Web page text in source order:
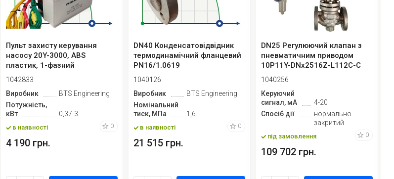
Пульт захисту керування
насосу 20Y-3000, ABS
пластик, 1-фазний
220В-240В, 0,3...
1042833
Виробник
BTS Engineering
Потужність,
кВт
0,37-3
в наявності 0
4 190 грн.
DN40 Конденсатовідвідник
термодинамічний фланцевий
PN16/1.0619
1040126
Виробник
BTS Engineering
Номінальний
тиск, МПа
1,6
в наявності 0
21 515 грн.
DN25 Регулюючий клапан з
пневматичним приводом
10Р11Y-DNx2516Z-L112C-C
(корпу...
1040256
Керуючий
сигнал, мА
4-20
Спосіб дії
нормально
закритий
під замовлення 0
109 702 грн.